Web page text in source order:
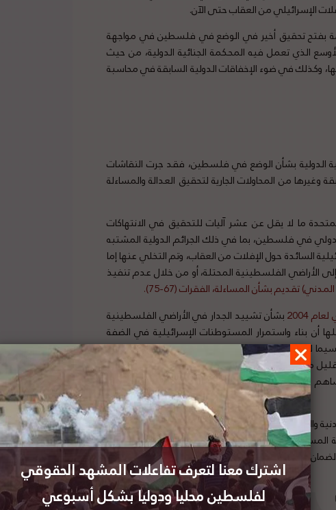
الإسرائيلي من العقاب حتى الآن.
بفتح تحقيق أخير في الوضع في فلسطين في مواجهة
الذي تعمل فيه المحكمة الجنائية الدولية، من حيث
وكذلك في ضوء الإخفاقات الدولية السابقة في محاسبة
الدولية بشأن الوضع في فلسطين، فقد جرت النقاشات
من المحاولات الجارية لتحقيق العدالة والمساءلة
ما لا يقل عن عشر آليات للتحقيق في الانتهاكات
في فلسطين، بما في ذلك الجرائم الدولية المشتبه
السائدة حول الإفلات من العقاب، وتم التخلي عنها إما
الأراضي الفلسطينية المحتلة، أو من خلال عدم تنفيذ
المدني)تقديمبشأنالمساءلة،الفقرات(67-75).
لعام
بشأن تشييد الجدار في الأراضي الفلسطينية
بناء واستمرار المستوطنات الإسرائيلية في الضفة
الغربية المحتلة، بما في ذلك القدس الشرقية، يشكل انتهاكا جسيما لحظر نقل السكان، المحظور بموجب المادة 49 (6) من
من الإجراءات الجادة من قبل الدول الثالثة. فقد واصل
في الحفاظ على الوضع غير القانوني الذي أوجدته
والجنائية على حد سواء، قد باءت بالفشل إلى حد كبير.
المساءلة من خلال الوسائل القضائية، كما لاحظتأزاروفا
لضمان التدقيق السياسي”.
اشترك معنا لتعرف تفاعلات المشهد الحقوقي
لفلسطين محليا ودوليا بشكل أسبوعي